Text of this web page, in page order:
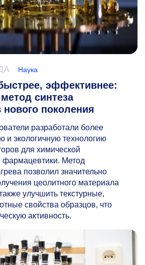
Наука
эффективнее:
синтеза
нового поколения
разработали более
и экологичную технологию
для химической
Метод
позволил значительно
цеолитного материала
улучшить текстурные,
свойства образцов, что
активность.